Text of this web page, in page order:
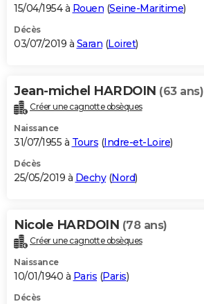
15/04/1954 à Rouen (Seine-Maritime)
Décès
03/07/2019 à Saran (Loiret)
Jean-michel HARDOIN (63 ans)
Créer une cagnotte obsèques
Naissance
31/07/1955 à Tours (Indre-et-Loire)
Décès
25/05/2019 à Dechy(Nord)
Nicole HARDOIN (78 ans)
Créer une cagnotte obsèques
Naissance
10/01/1940 à Paris (Paris)
Décès